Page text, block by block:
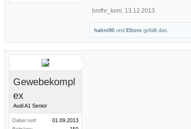
bmfhr_koni 13.12.2013
hahni90 und Eltoro gefällt das.
Gewebekompl
ex
Audi A1 Senior
Dabei seit:
01.09.2013